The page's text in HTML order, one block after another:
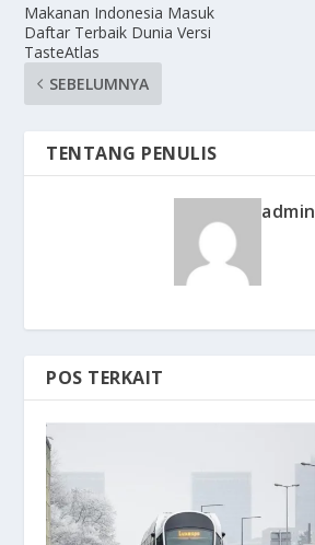
Makanan Indonesia Masuk
Daftar Terbaik Dunia Versi
TasteAtlas
SEBELUMNYA
TENTANG PENULIS
admin
POS TERKAIT